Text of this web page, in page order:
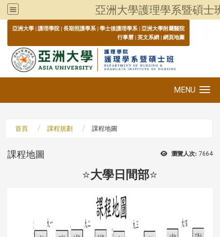
亞洲大學護理學系暨碩士
亞洲大學 | 護理學院 | 長期照護學系 | 學士後護理學系 | 亞洲大學附屬醫院
行事曆 | 英文系網 | 網頁地圖
MENU
首頁 課程規劃 課程地圖
瀏覽人次: 7664
課程地圖
⭐大學日間部⭐